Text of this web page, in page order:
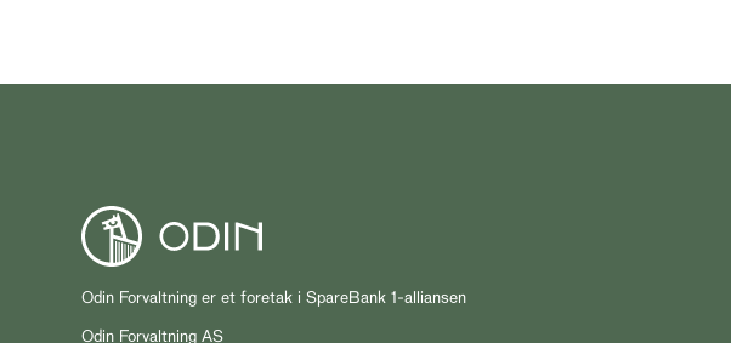
Odin Forvaltning er et foretak i SpareBank 1-alliansen
Odin Forvaltning AS